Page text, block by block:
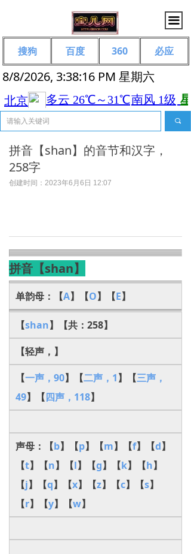
끀
8/8/2026, 3:38:16 PM 星期六
끠
搜狗 百度 360 必应
拼音【shan】的音节和汉字，
258字
创建时间： 2023年6月6日 12:07
拼音【shan】
单韵母：【A】【O】【E】
【shan】【共：258】
【轻声，】
【一声，90】【二声，1】【三声，
49】【四声，118】
声母：【b】【p】【m】【f】【d】
【t】【n】【l】【g】【k】【h】
【j】【q】【x】【z】【c】【s】
【r】【y】【w】